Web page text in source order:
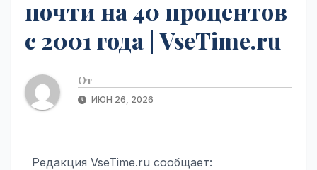
почти на 40 процентов
с 2001 года | VseTime.ru
От
ИЮН 26, 2026
Редакция VseTime.ru сообщает: